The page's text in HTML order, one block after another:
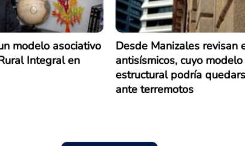
modelo asociativo
Integral en
Desde Manizales revisan
antisísmicos, cuyo modelo
estructural podría
ante terremotos